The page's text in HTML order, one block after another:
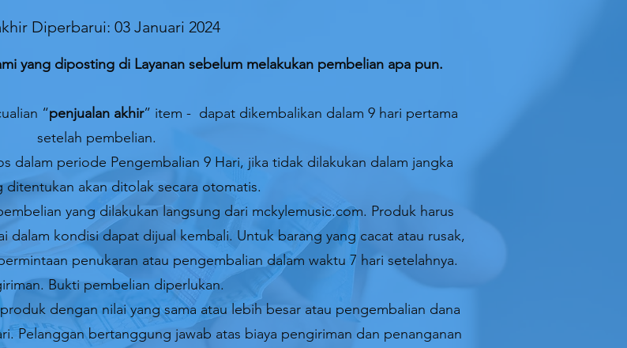
Diperbarui: 03 Januari 2024
yang diposting di Layanan sebelum melakukan pembelian apa pun.
“penjualan akhir” item - dapat dikembalikan dalam 9 hari pertama
setelah pembelian.
dalam periode Pengembalian 9 Hari, jika tidak dilakukan dalam jangka
ditentukan akan ditolak secara otomatis.
yang dilakukan langsung dari mckylemusic.com. Produk harus
dalam kondisi dapat dijual kembali. Untuk barang yang cacat atau rusak,
penukaran atau pengembalian dalam waktu 7 hari setelahnya.
Bukti pembelian diperlukan.
dengan nilai yang sama atau lebih besar atau pengembalian dana
Pelanggan bertanggung jawab atas biaya pengiriman dan penanganan